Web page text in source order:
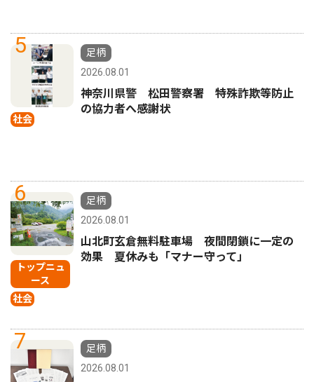
5
社会
足柄
2026.08.01
神奈川県警 松田警察署 特殊詐欺等防止
の協力者へ感謝状
6
トップニュ
ース
社会
足柄
2026.08.01
山北町玄倉無料駐車場 夜間閉鎖に一定の
効果 夏休みも「マナー守って」
7
足柄
2026.08.01